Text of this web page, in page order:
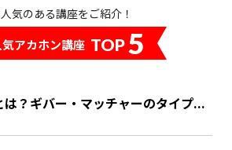
気のある講座をご紹介！
気アカホン講座 TOP5
は？ギバー・マッチャーのタイプ...